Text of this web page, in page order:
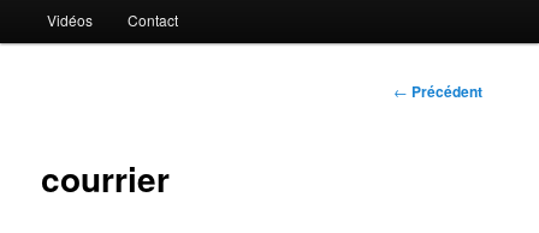
contenu
contenu
Vidéos Contact
Navigation
← Précédent
courrier